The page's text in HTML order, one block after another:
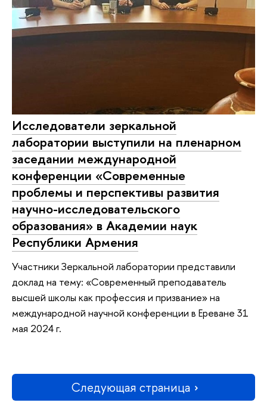
Исследователи зеркальной
лаборатории выступили на пленарном
заседании международной
конференции «Современные
проблемы и перспективы развития
научно-исследовательского
образования» в Академии наук
Республики Армения
Участники Зеркальной лаборатории представили
доклад на тему: «Современный преподаватель
высшей школы как профессия и призвание» на
международной научной конференции в Ереване 31
мая 2024 г.
Следующая страница